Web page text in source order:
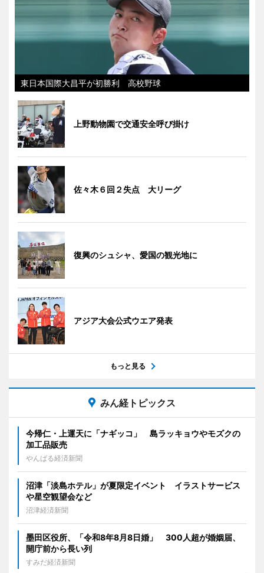
東日本国際大昌平が初勝利 高校野球
上野動物園で交通安全呼び掛け
佐々木６回２失点 大リーグ
復興のシュシャ、愛国の観光地に
アジア大会公式ウエア発表
もっと見る
みん経トピックス
今帰仁・上運天に「ナギッコ」 島ラッキョウやモズクの
加工品販売
やんばる経済新聞
沼津「淡島ホテル」が夏限定イベント イラストサービス
や星空観望会など
沼津経済新聞
墨田区役所、「令和8年8月8日婚」 300人超が婚姻届、
開庁前から長い列
すみだ経済新聞